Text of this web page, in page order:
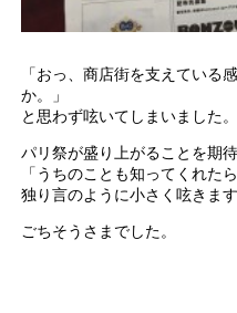
「おっ、商店街を支えている
か。」
と思わず呟いてしまいました。
パリ祭が盛り上がることを期
「うちのことも知ってくれた
独り言のように小さく呟きます
ごちそうさまでした。